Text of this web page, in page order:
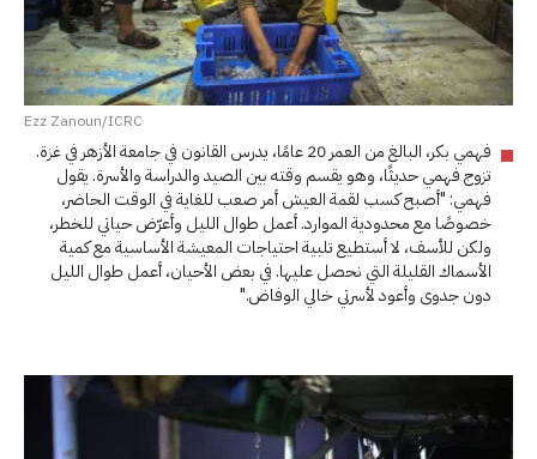
Ezz Zanoun/ICRC
فهمي بكر، البالغ من العمر 20 عامًا، يدرس القانون في جامعة الأزهر في غزة.
تزوج فهمي حديثًا، وهو يقسم وقته بين الصيد والدراسة والأسرة. يقول
فهمي: "أصبح كسب لقمة العيش أمر صعب للغاية في الوقت الحاضر،
خصوصًا مع محدودية الموارد. أعمل طوال الليل وأعرّض حياتي للخطر،
ولكن للأسف، لا أستطيع تلبية احتياجات المعيشة الأساسية مع كمية
الأسماك القليلة التي نحصل عليها. في بعض الأحيان، أعمل طوال الليل
دون جدوى وأعود لأسرتي خالي الوفاض."